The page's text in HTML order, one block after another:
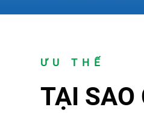
ƯU THẾ
TẠI SAO